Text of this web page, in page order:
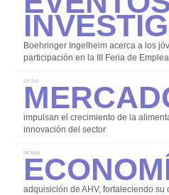
Politica de
Colaborar
Publicidad y
Boehringer Ingelheim acerca a los
participación en la III Feria de
03 Jun
impulsan el crecimiento de la
innovación del sector
08 May
adquisición de AHV, fortaleciendo su